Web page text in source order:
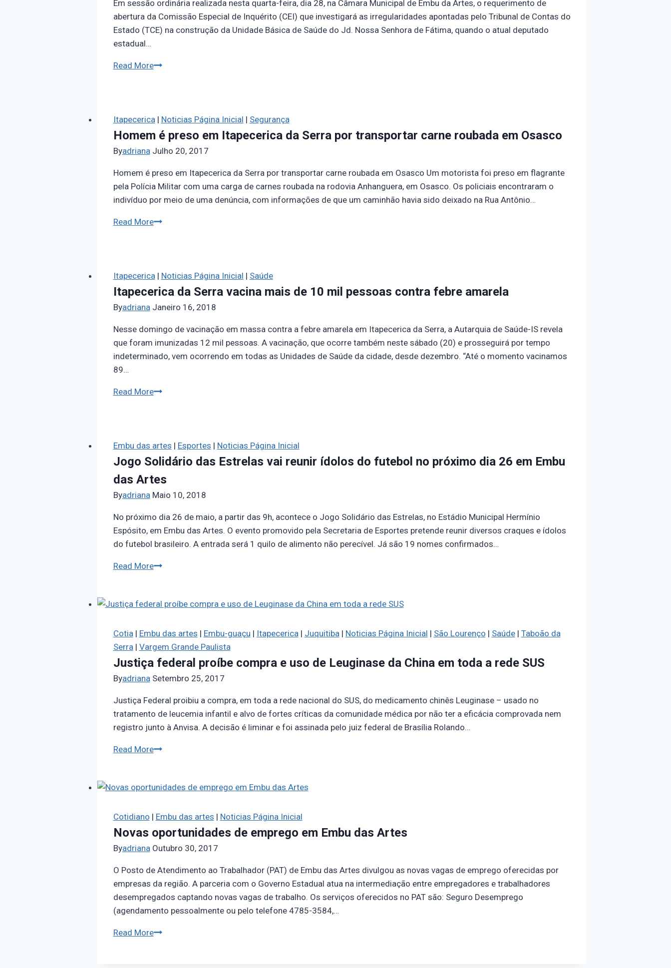
Em sessão ordinária realizada nesta quarta-feira, dia 28, na Câmara Municipal de Embu da Artes, o requerimento de
abertura da Comissão Especial de Inquérito (CEI) que investigará as irregularidades apontadas pelo Tribunal de Contas do
Estado (TCE) na construção da Unidade Básica de Saúde do Jd. Nossa Senhora de Fátima, quando o atual deputado
estadual…
Read More
Itapecerica| Noticias Página Inicial | Segurança
Homem é preso em Itapecerica da Serra por transportar carne roubada em Osasco
Byadriana Julho 20, 2017
Homem é preso em Itapecerica da Serra por transportar carne roubada em Osasco Um motorista foi preso em flagrante
pela Polícia Militar com uma carga de carnes roubada na rodovia Anhanguera, em Osasco. Os policiais encontraram o
indivíduo por meio de uma denúncia, com informações de que um caminhão havia sido deixado na Rua Antônio…
Read More
Itapecerica| Noticias Página Inicial | Saúde
Itapecerica da Serra vacina mais de 10 mil pessoas contra febre amarela
Byadriana Janeiro 16, 2018
Nesse domingo de vacinação em massa contra a febre amarela em Itapecerica da Serra, a Autarquia de Saúde-IS revela
que foram imunizadas 12 mil pessoas. A vacinação, que ocorre também neste sábado (20) e prosseguirá por tempo
indeterminado, vem ocorrendo em todas as Unidades de Saúde da cidade, desde dezembro. “Até o momento vacinamos
89…
Read More
Embu das artes | Esportes | Noticias Página Inicial
Jogo Solidário das Estrelas vai reunir ídolos do futebol no próximo dia 26 em Embu
das Artes
Byadriana Maio 10, 2018
No próximo dia 26 de maio, a partir das 9h, acontece o Jogo Solidário das Estrelas, no Estádio Municipal Hermínio
Espósito, em Embu das Artes. O evento promovido pela Secretaria de Esportes pretende reunir diversos craques e ídolos
do futebol brasileiro. A entrada será 1 quilo de alimento não perecível. Já são 19 nomes confirmados…
Read More
Cotia| Embu das artes | Embu-guaçu | Itapecerica| Juquitiba| Noticias Página Inicial | São Lourenço | Saúde| Taboão da
Serra| Vargem Grande Paulista
Justiça federal proíbe compra e uso de Leuginase da China em toda a rede SUS
Byadriana Setembro 25, 2017
Justiça Federal proibiu a compra, em toda a rede nacional do SUS, do medicamento chinês Leuginase – usado no
tratamento de leucemia infantil e alvo de fortes críticas da comunidade médica por não ter a eficácia comprovada nem
registro junto à Anvisa. A decisão é liminar e foi assinada pelo juiz federal de Brasília Rolando…
Read More
Cotidiano | Embu das artes | Noticias Página Inicial
Novas oportunidades de emprego em Embu das Artes
Byadriana Outubro 30, 2017
O Posto de Atendimento ao Trabalhador (PAT) de Embu das Artes divulgou as novas vagas de emprego oferecidas por
empresas da região. A parceria com o Governo Estadual atua na intermediação entre empregadores e trabalhadores
desempregados captando novas vagas de trabalho. Os serviços oferecidos no PAT são: Seguro Desemprego
(agendamento pessoalmente ou pelo telefone 4785-3584,…
Read More